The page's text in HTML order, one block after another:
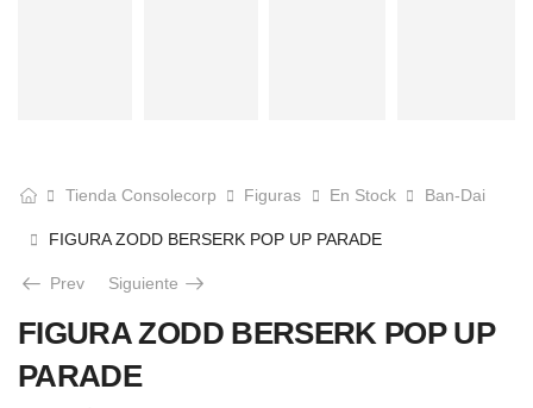
Tienda Consolecorp Figuras En Stock Ban-Dai
FIGURA ZODD BERSERK POP UP PARADE
Prev Siguiente
FIGURA ZODD BERSERK POP UP
PARADE